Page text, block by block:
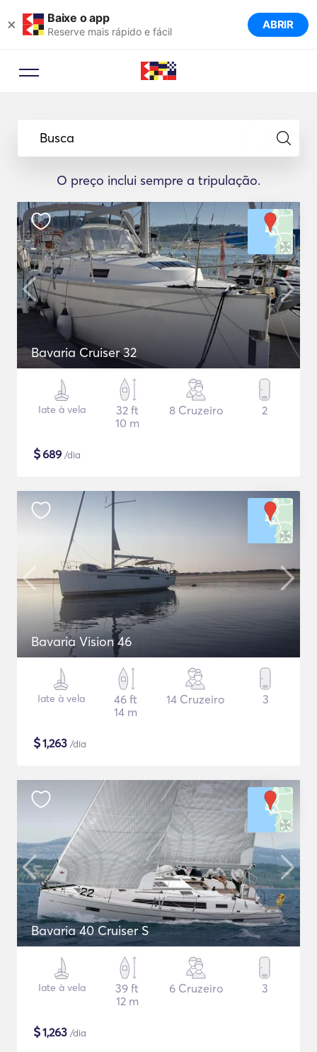
× Baixe o app
Reserve mais rápido e fácil ABRIR
Busca
O preço inclui sempre a tripulação.
Bavaria Cruiser 32
Iate à vela
32 ft
10 m
8 Cruzeiro 2
$689 /dia
Bavaria Vision 46
Iate à vela
46 ft
14 m
14 Cruzeiro 3
$1,263 /dia
Bavaria 40 Cruiser S
Iate à vela
39 ft
12 m
6 Cruzeiro 3
$1,263 /dia